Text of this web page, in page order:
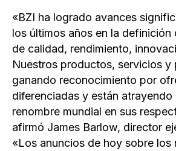
«BZI ha logrado avances
los últimos años en la definición
de calidad, rendimiento,
Nuestros productos, servicios y
ganando reconocimiento por
diferenciadas y están atrayendo
renombre mundial en sus
afirmó James Barlow, director
«Los anuncios de hoy sobre los